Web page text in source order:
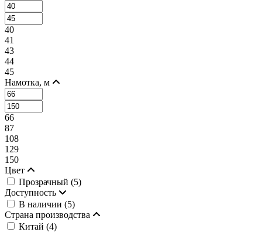
40
41
43
44
45
Намотка, м
66
87
108
129
150
Цвет
Прозрачный (5)
Доступность
В наличии (5)
Страна производства
Китай (4)